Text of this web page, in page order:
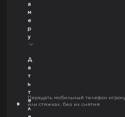
а
м
е
р
у
9
Д
а
т
ь
т
е
л
Передать мобильный телефон
или стяжках, без их снятия